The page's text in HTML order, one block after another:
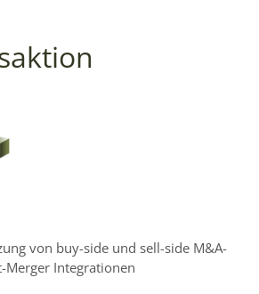
von buy-side und sell-side M&A-
Merger Integrationen